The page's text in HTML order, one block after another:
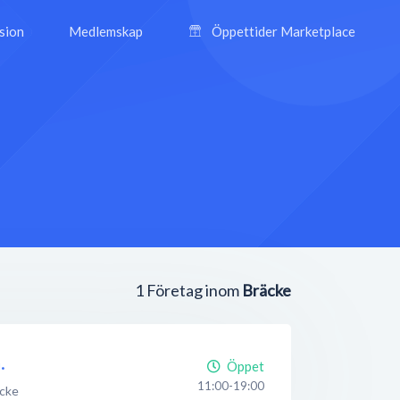
Medlemskap Öppettider Marketplace
1 Företag inom Bräcke
Öppet
11:00-19:00